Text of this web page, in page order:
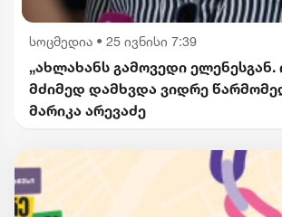
სოცმედია • 25 ივნისი 7:39
„ახლახანს გამოვედი ელენესგან.
მძიმედ დამხვდა ვიდრე
მარიკა არევაძე